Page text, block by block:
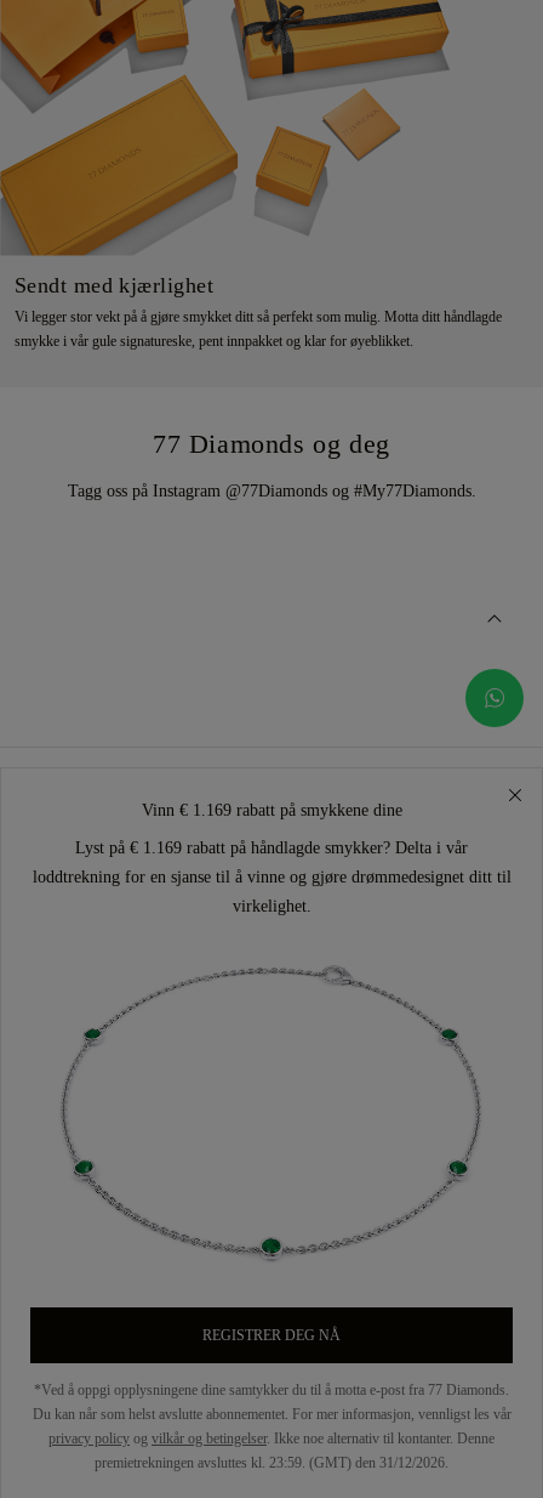
Sendt med kjærlighet
Vi legger stor vekt på å gjøre smykket ditt så perfekt som mulig. Motta ditt håndlagde
smykke i vår gule signatureske, pent innpakket og klar for øyeblikket.
77 Diamonds og deg
Tagg oss på Instagram @77Diamonds og #My77Diamonds.
Vinn € 1.169 rabatt på smykkene dine
Lyst på € 1.169 rabatt på håndlagde smykker? Delta i vår
loddtrekning for en sjanse til å vinne og gjøre drømmedesignet ditt til
virkelighet.
REGISTRER DEG NÅ
*Ved å oppgi opplysningene dine samtykker du til å motta e-post fra 77 Diamonds.
Du kan når som helst avslutte abonnementet. For mer informasjon, vennligst les vår
privacy policy og vilkår og betingelser. Ikke noe alternativ til kontanter. Denne
premietrekningen avsluttes kl. 23:59. (GMT) den 31/12/2026.